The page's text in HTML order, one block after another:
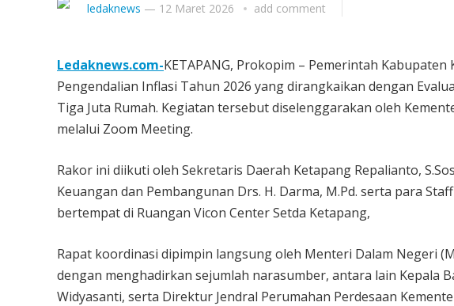
ledaknews — 12 Maret 2026 add comment
Ledaknews.com-KETAPANG, Prokopim – Pemerintah
Pengendalian Inflasi Tahun 2026 yang dirangkaikan dengan
Tiga Juta Rumah. Kegiatan tersebut diselenggarakan oleh
melalui Zoom Meeting.
Rakor ini diikuti oleh Sekretaris Daerah Ketapang Repalianto,
Keuangan dan Pembangunan Drs. H. Darma, M.Pd. serta para
bertempat di Ruangan Vicon Center Setda Ketapang,
Rapat koordinasi dipimpin langsung oleh Menteri Dalam Negeri
dengan menghadirkan sejumlah narasumber, antara lain Kepala
Widyasanti, serta Direktur Jendral Perumahan Perdesaan